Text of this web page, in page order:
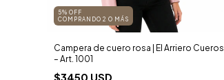
5% OFF
COMPRANDO 2 O MÁS
Campera de cuero rosa | El Arriero Cueros
– Art. 1001
$3450 USD